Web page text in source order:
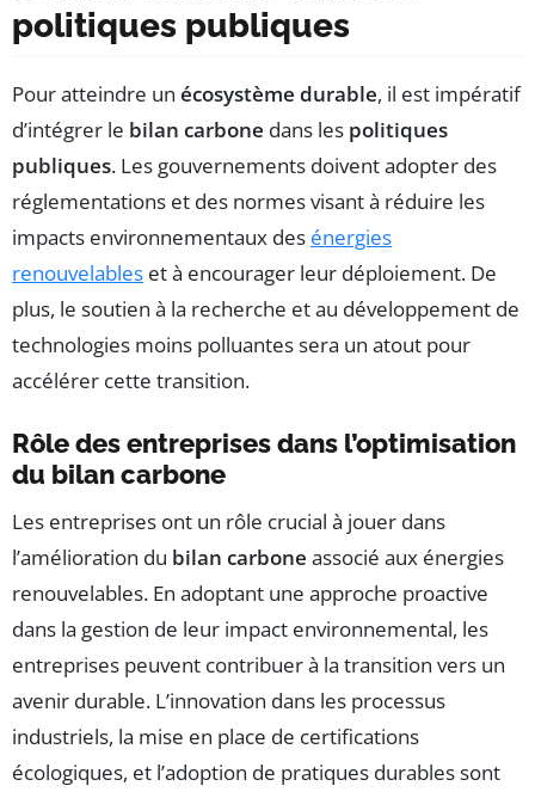
politiques publiques
Pour atteindre un écosystème durable, il est impératif
d’intégrer le bilan carbone dans les politiques
publiques. Les gouvernements doivent adopter des
réglementations et des normes visant à réduire les
impacts environnementaux des énergies
renouvelables et à encourager leur déploiement. De
plus, le soutien à la recherche et au développement de
technologies moins polluantes sera un atout pour
accélérer cette transition.
Rôle des entreprises dans l’optimisation
du bilan carbone
Les entreprises ont un rôle crucial à jouer dans
l’amélioration du bilan carbone associé aux énergies
renouvelables. En adoptant une approche proactive
dans la gestion de leur impact environnemental, les
entreprises peuvent contribuer à la transition vers un
avenir durable. L’innovation dans les processus
industriels, la mise en place de certifications
écologiques, et l’adoption de pratiques durables sont